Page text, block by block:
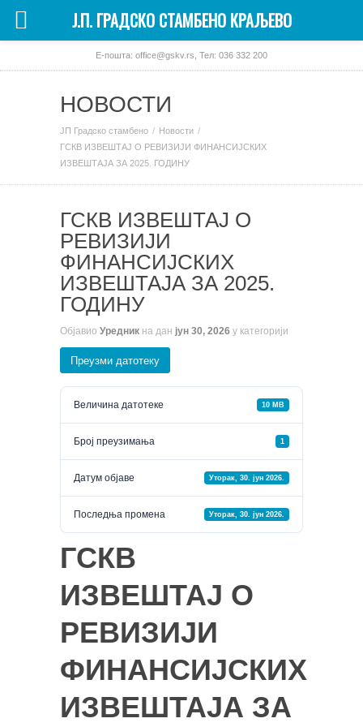
E-пошта: office@gskv.rs , Тел: 036 332 200
НОВОСТИ
ЈП Градско стамбено
Новости
ГСКВ ИЗВЕШТАЈ О РЕВИЗИЈИ ФИНАНСИЈСКИХ
ИЗВЕШТАЈА ЗА 2025. ГОДИНУ
ГСКВ ИЗВЕШТАЈ О
РЕВИЗИЈИ
ФИНАНСИЈСКИХ
ИЗВЕШТАЈА ЗА 2025.
ГОДИНУ
Објавио Уредник на дан јун 30, 2026 у категорији
Преузми датотеку
Величина датотеке 10 MB
Број преузимања 1
Датум објаве Уторак, 30. јун 2026.
Последња промена Уторак, 30. јун 2026.
ГСКВ
ИЗВЕШТАЈ О
РЕВИЗИЈИ
ФИНАНСИЈСКИХ
ИЗВЕШТАЈА ЗА
Ј.П. ГРАДСКО СТАМБЕНО КРАЉЕВО